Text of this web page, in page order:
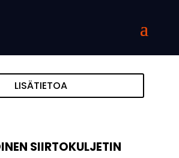
LISÄTIETOA
SIIRTOKULJETIN